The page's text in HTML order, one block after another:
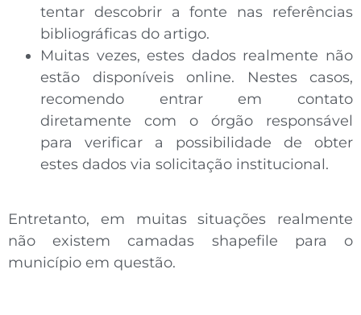
tentar descobrir a fonte nas referências
bibliográficas do artigo.
Muitas vezes, estes dados realmente não
estão disponíveis online. Nestes casos,
recomendo entrar em contato
diretamente com o órgão responsável
para verificar a possibilidade de obter
estes dados via solicitação institucional.
Entretanto, em muitas situações realmente
não existem camadas shapefile para o
município em questão.